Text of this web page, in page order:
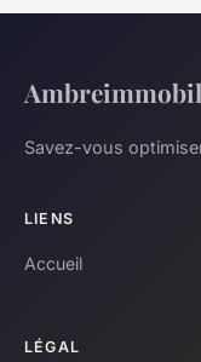
Savez-vous
LIENS
Accueil
LÉGAL